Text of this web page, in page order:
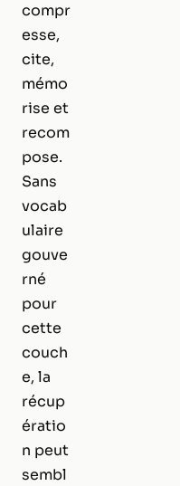
compr
esse,
cite,
mémo
rise et
recom
pose.
Sans
vocab
ulaire
gouve
rné
pour
cette
couch
e, la
récup
ératio
n peut
sembl